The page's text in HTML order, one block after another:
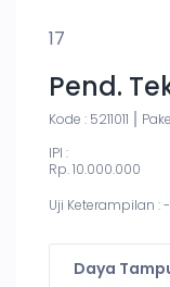
17
Pend.
Kode : 5211011
IPI :
Rp. 10.000.000
Uji Keterampilan : -
Daya